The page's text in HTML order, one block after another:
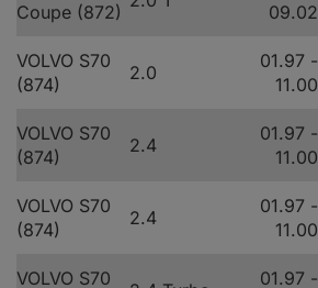
Coupe (872)
09.02
VOLVO S70
(874)
2.0
01.97 -
11.00
VOLVO S70
(874)
2.4
01.97 -
11.00
VOLVO S70
(874)
2.4
01.97 -
11.00
VOLVO S70
01.97 -